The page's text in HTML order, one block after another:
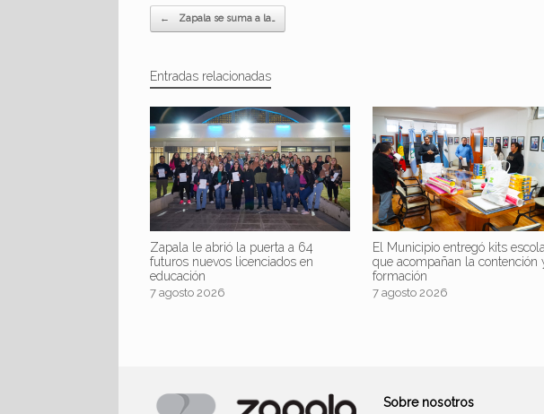
Navegador de artículos
← Zapala se suma a la…
Entradas relacionadas
Zapala le abrió la puerta a 64
futuros nuevos licenciados en
educación
7 agosto 2026
El Municipio entregó kits
que acompañan la contención
formación
7 agosto 2026
Sobre nosotros